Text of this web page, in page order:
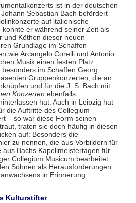
ist in der deutschen
Sebastian Bach befördert
auf italienische
konnte er während seiner Zeit als
und Köthen dieser neuen
Grundlage im Schaffen
wie Arcangelo Corelli und Antonio
Musik einen festen Platz
im Schaffen Georg
Gruppenkonzerten, die an
und für die J. S. Bach mit
Konzerten ebenfalls
hat. Auch in Leipzig hat
die Auftritte des Collegium
– so war diese Form seinen
traten sie doch häufig in diesen
auf: Besonders die
zu nennen, die aus Vorbildern für
Bachs Kapellmeistertagen für
Collegium Musicum bearbeitet
Söhnen als Herausforderungen
in Erinnerung
Kulturstifter